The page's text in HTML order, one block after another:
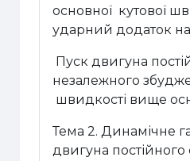
основної кутової
ударний додаток
Пуск двигуна
незалежного
швидкості вище
Тема 2. Динамічне
двигуна постійного